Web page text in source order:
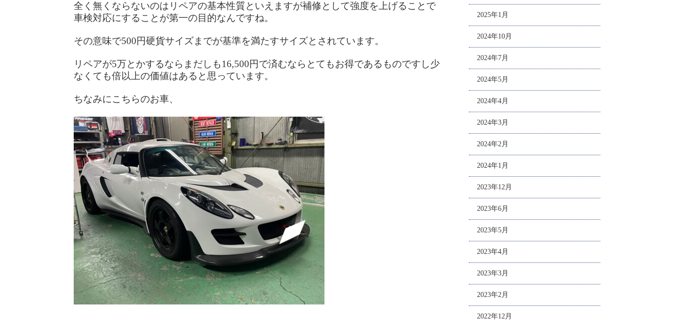
全く無くならないのはリペアの基本性質といえますが補修として強度を上げることで
車検対応にすることが第一の目的なんですね。
その意味で500円硬貨サイズまでが基準を満たすサイズとされています。
リペアが5万とかするならまだしも16,500円で済むならとてもお得であるものですし少
なくても倍以上の価値はあると思っています。
ちなみにこちらのお車、
2025年1月
2024年10月
2024年7月
2024年5月
2024年4月
2024年3月
2024年2月
2024年1月
2023年12月
2023年6月
2023年5月
2023年4月
2023年3月
2023年2月
2022年12月